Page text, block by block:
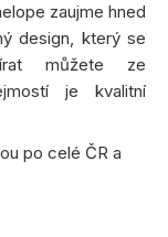
zaujme hned
design, který se
můžete ze
je kvalitní
po celé ČR a